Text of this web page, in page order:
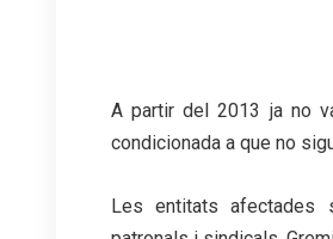
A partir del 2013 ja no
condicionada a que no
Les entitats afectades